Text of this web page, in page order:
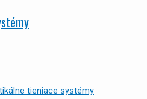
tieniace systémy